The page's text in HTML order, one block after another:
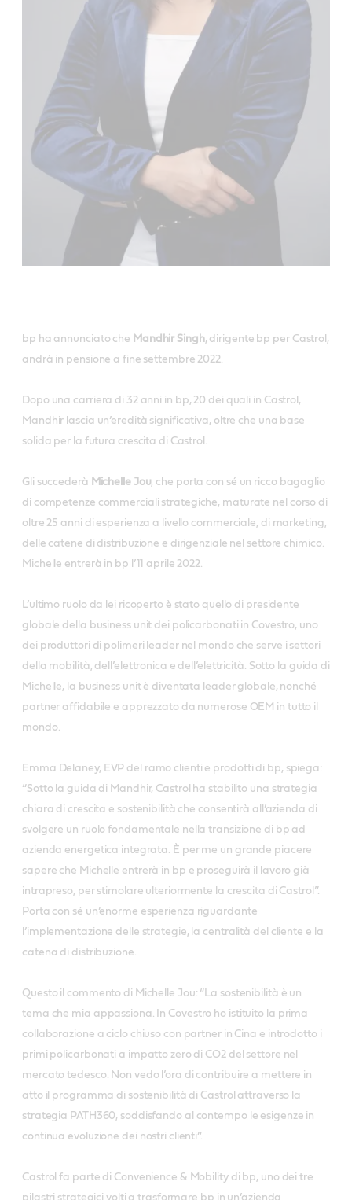
bp ha annunciato che Mandhir Singh, dirigente bp per Castrol,
andrà in pensione a fine settembre 2022.
Dopo una carriera di 32 anni in bp, 20 dei quali in Castrol,
Mandhir lascia un’eredità significativa, oltre che una base
solida per la futura crescita di Castrol.
Gli succederà Michelle Jou, che porta con sé un ricco bagaglio
di competenze commerciali strategiche, maturate nel corso di
oltre 25 anni di esperienza a livello commerciale, di marketing,
delle catene di distribuzione e dirigenziale nel settore chimico.
Michelle entrerà in bp l’11 aprile 2022.
L’ultimo ruolo da lei ricoperto è stato quello di presidente
globale della business unit dei policarbonati in Covestro, uno
dei produttori di polimeri leader nel mondo che serve i settori
della mobilità, dell’elettronica e dell’elettricità. Sotto la guida di
Michelle, la business unit è diventata leader globale, nonché
partner affidabile e apprezzato da numerose OEM in tutto il
mondo.
Emma Delaney, EVP del ramo clienti e prodotti di bp, spiega:
“Sotto la guida di Mandhir, Castrol ha stabilito una strategia
chiara di crescita e sostenibilità che consentirà all’azienda di
svolgere un ruolo fondamentale nella transizione di bp ad
azienda energetica integrata. È per me un grande piacere
sapere che Michelle entrerà in bp e proseguirà il lavoro già
intrapreso, per stimolare ulteriormente la crescita di Castrol”.
Porta con sé un’enorme esperienza riguardante
l’implementazione delle strategie, la centralità del cliente e la
catena di distribuzione.
Questo il commento di Michelle Jou: “La sostenibilità è un
tema che mia appassiona. In Covestro ho istituito la prima
collaborazione a ciclo chiuso con partner in Cina e introdotto i
primi policarbonati a impatto zero di CO2 del settore nel
mercato tedesco. Non vedo l’ora di contribuire a mettere in
atto il programma di sostenibilità di Castrol attraverso la
strategia PATH360, soddisfando al contempo le esigenze in
continua evoluzione dei nostri clienti”.
Castrol fa parte di Convenience & Mobility di bp, uno dei tre